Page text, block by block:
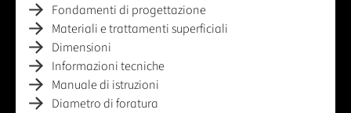
Fondamenti di progettazione
Materiali e trattamenti superficiali
Dimensioni
Informazioni tecniche
Manuale di istruzioni
Diametro di foratura